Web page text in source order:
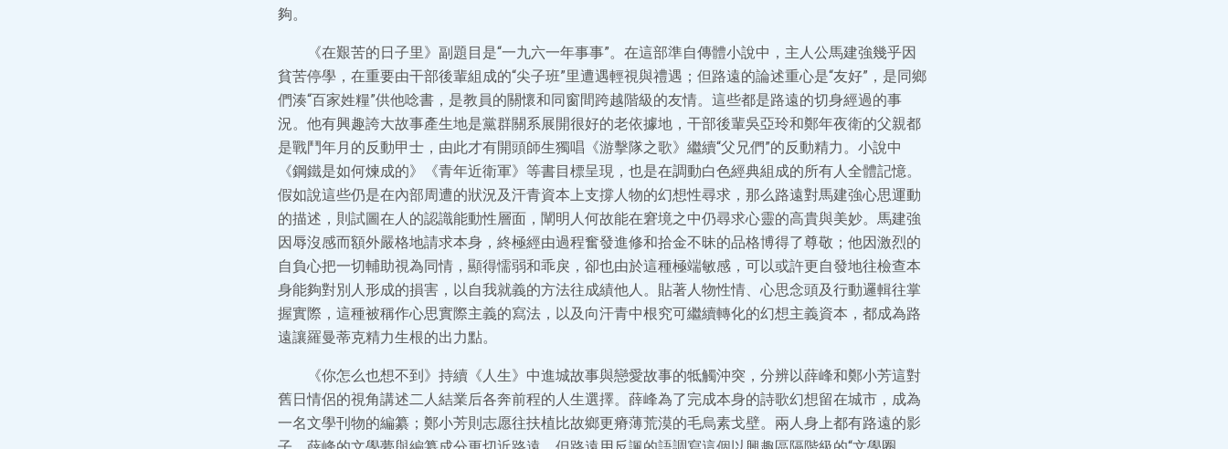
夠。
《在艱苦的日子里》副題目是“一九六一年事事”。在這部準自傳體小說中，主人公馬建強幾乎因
貧苦停學，在重要由干部後輩組成的“尖子班”里遭遇輕視與禮遇；但路遠的論述重心是“友好”，是同鄉
們湊“百家姓糧”供他唸書，是教員的關懷和同窗間跨越階級的友情。這些都是路遠的切身經過的事
況。他有興趣誇大故事產生地是黨群關系展開很好的老依據地，干部後輩吳亞玲和鄭年夜衛的父親都
是戰鬥年月的反動甲士，由此才有開頭師生獨唱《游擊隊之歌》繼續“父兄們”的反動精力。小說中
《鋼鐵是如何煉成的》《青年近衛軍》等書目標呈現，也是在調動白色經典組成的所有人全體記憶。
假如說這些仍是在內部周遭的狀況及汗青資本上支撐人物的幻想性尋求，那么路遠對馬建強心思運動
的描述，則試圖在人的認識能動性層面，闡明人何故能在窘境之中仍尋求心靈的高貴與美妙。馬建強
因辱沒感而額外嚴格地請求本身，終極經由過程奮發進修和拾金不昧的品格博得了尊敬；他因激烈的
自負心把一切輔助視為同情，顯得懦弱和乖戾，卻也由於這種極端敏感，可以或許更自發地往檢查本
身能夠對別人形成的損害，以自我就義的方法往成績他人。貼著人物性情、心思念頭及行動邏輯往掌
握實際，這種被稱作心思實際主義的寫法，以及向汗青中根究可繼續轉化的幻想主義資本，都成為路
遠讓羅曼蒂克精力生根的出力點。
《你怎么也想不到》持續《人生》中進城故事與戀愛故事的牴觸沖突，分辨以薛峰和鄭小芳這對
舊日情侶的視角講述二人結業后各奔前程的人生選擇。薛峰為了完成本身的詩歌幻想留在城市，成為
一名文學刊物的編纂；鄭小芳則志愿往扶植比故鄉更瘠薄荒漠的毛烏素戈壁。兩人身上都有路遠的影